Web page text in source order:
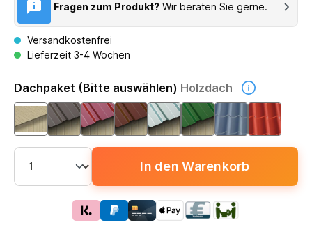
Fragen zum Produkt? Wir beraten Sie gerne.
Versandkostenfrei
Lieferzeit 3-4 Wochen
Dachpaket (Bitte auswählen) Holzdach
In den Warenkorb